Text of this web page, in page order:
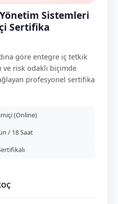
Yönetim Sistemleri
Sertifika
göre entegre iç tetkik
ve risk odaklı biçimde
profesyonel sertifika
(Online)
/ 18 Saat